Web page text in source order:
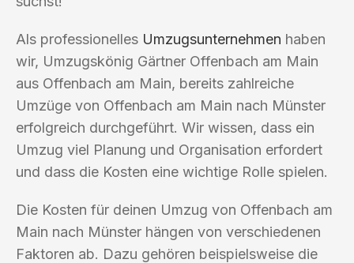
Als professionelles Umzugsunternehmen haben
wir, Umzugskönig Gärtner Offenbach am Main
aus Offenbach am Main, bereits zahlreiche
Umzüge von Offenbach am Main nach Münster
erfolgreich durchgeführt. Wir wissen, dass ein
Umzug viel Planung und Organisation erfordert
und dass die Kosten eine wichtige Rolle spielen.
Die Kosten für deinen Umzug von Offenbach am
Main nach Münster hängen von verschiedenen
Faktoren ab. Dazu gehören beispielsweise die